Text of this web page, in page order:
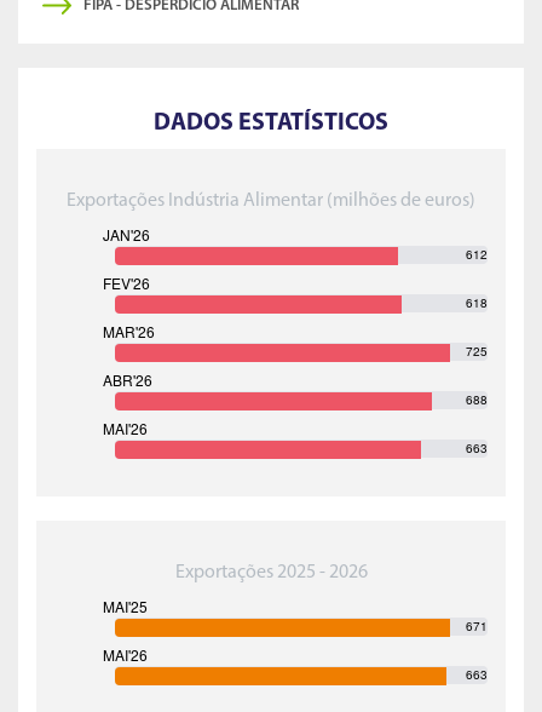
FIPA - DESPERDÍCIO ALIMENTAR
DADOS ESTATÍSTICOS
Exportações Indústria Alimentar (milhões de euros)
612
618
725
688
663
Exportações 2025 - 2026
671
663